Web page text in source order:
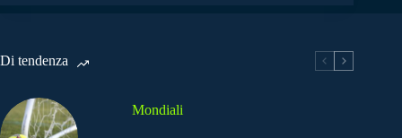
Di tendenza
Mondiali